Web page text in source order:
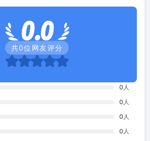
0.0
共0位网友评分
0 人
0 人
0 人
0 人